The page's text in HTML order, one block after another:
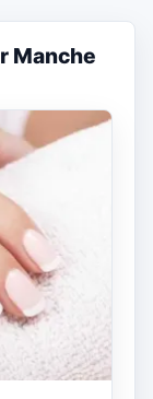
Manche